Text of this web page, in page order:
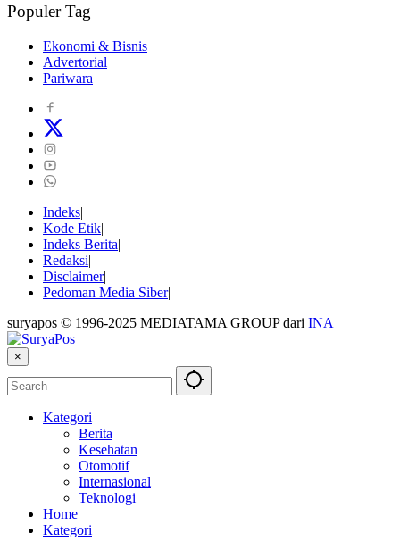
Populer Tag
Ekonomi & Bisnis
Advertorial
Pariwara
Indeks
Kode Etik
Indeks Berita
Redaksi
Disclaimer
Pedoman Media Siber
suryapos © 1996-2025 MEDIATAMA GROUP dari INA
×
Kategori
Berita
Kesehatan
Otomotif
Internasional
Teknologi
Home
Kategori